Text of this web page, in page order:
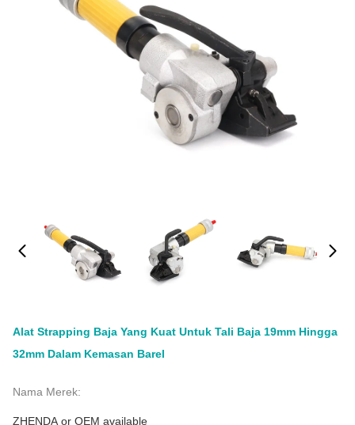
Alat Strapping Baja Yang Kuat Untuk Tali Baja 19mm Hingga
32mm Dalam Kemasan Barel
Nama Merek:
ZHENDA or OEM available